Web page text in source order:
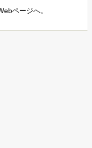
ページへ。